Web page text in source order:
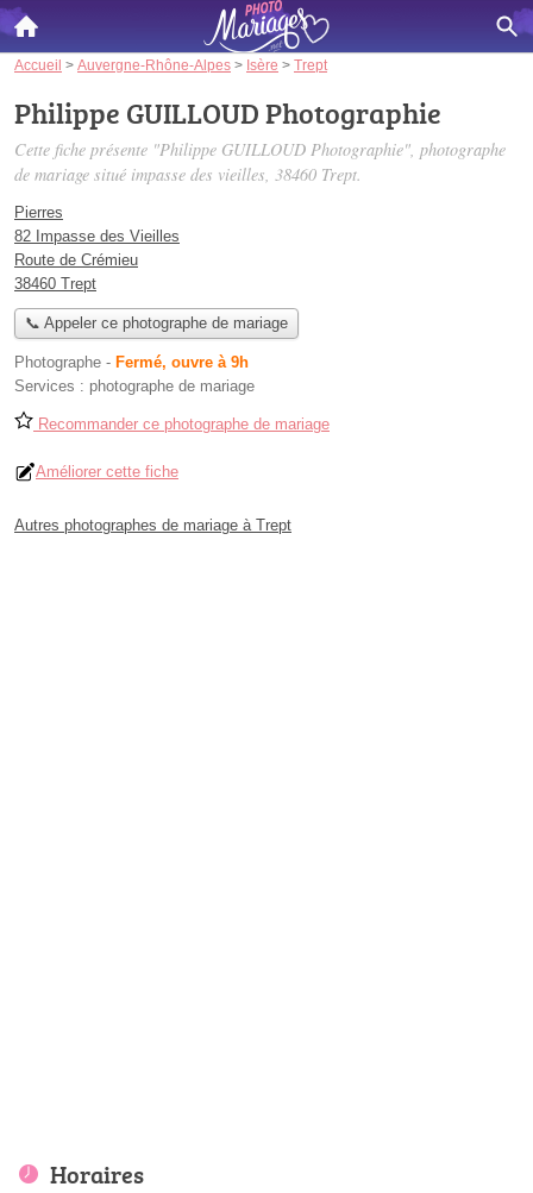
Accueil > Auvergne-Rhône-Alpes > Isère > Trept
Philippe GUILLOUD Photographie
Cette fiche présente "Philippe GUILLOUD Photographie", photographe
de mariage situé impasse des vieilles, 38460 Trept.
Pierres
82 Impasse des Vieilles
Route de Crémieu
38460 Trept
📞 Appeler ce photographe de mariage
Photographe - Fermé, ouvre à 9h
Services : photographe de mariage
Recommander ce photographe de mariage
Améliorer cette fiche
Autres photographes de mariage à Trept
Horaires